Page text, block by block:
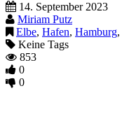
14. September 2023
Miriam Putz
Elbe, Hafen, Hamburg,
Keine Tags
853
0
0